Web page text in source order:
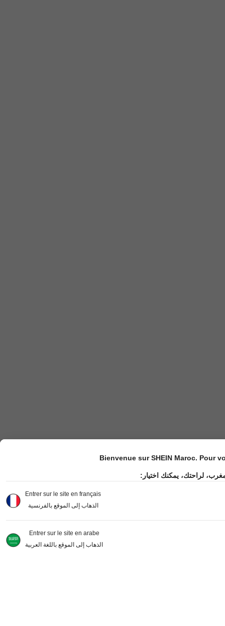
Bienvenue sur SHEIN Maroc. Pour
لراحتك، يمكنك اختيار:
Entrer sur le site en français
الذهاب إلى الموقع بالفرنسية
Entrer sur le site en arabe
الذهاب إلى الموقع باللغة العربية